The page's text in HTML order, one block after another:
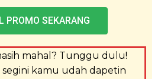
PROMO SEKARANG
mahal? Tunggu dulu!
segini kamu udah dapetin